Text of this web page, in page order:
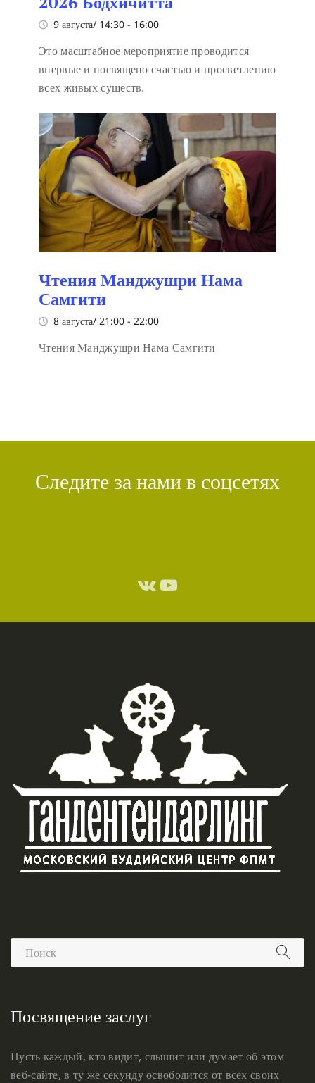
9 августа/ 14:30 - 16:00
Это масштабное мероприятие проводится
впервые и посвящено счастью и просветлению
всех живых существ.
Чтения Манджушри Нама
Самгити
8 августа/ 21:00 - 22:00
Чтения Манджушри Нама Самгити
Следите за нами в соцсетях
Посвящение заслуг
Пусть каждый, кто видит, слышит или думает об этом
веб-сайте, в ту же секунду освободится от всех своих